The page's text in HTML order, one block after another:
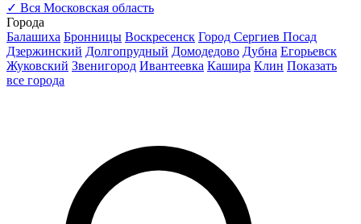
✓ Вся Московская область
Города
Балашиха Бронницы Воскресенск Город Сергиев Посад
Дзержинский Долгопрудный Домодедово Дубна Егорьевск
Жуковский Звенигород Ивантеевка Кашира Клин Показать
все города